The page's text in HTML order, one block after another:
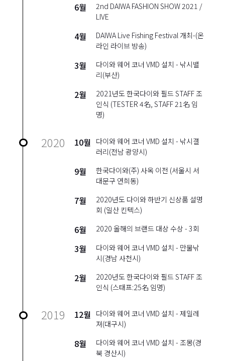
6월
2nd DAIWA FASHION SHOW 2021 /
LIVE
4월
DAIWA Live Fishing Festival 개최-(온
라인 라이브 방송)
3월
다이와 웨어 코너 VMD 설치 - 낚시밸
리(부산)
2월
2021년도 한국다이와 필드 STAFF 조
인식 (TESTER 4名, STAFF 21名 임
명)
2020 10월
다이와 웨어 코너 VMD 설치 - 낚시갤
러리(전남 광양시)
9월
한국다이와(주) 사옥 이전 (서울시 서
대문구 연희동)
7월
2020년도 다이와 하반기 신상품 설명
회 (일산 킨텍스)
6월 2020 올해의 브랜드 대상 수상 - 3회
3월
다이와 웨어 코너 VMD 설치 - 만물낚
시(경남 사천시)
2월
2020년도 한국다이와 필드 STAFF 조
인식 (스태프:25名 임명)
2019 12월
다이와 웨어 코너 VMD 설치 - 제일레
져(대구시)
8월
다이와 웨어 코너 VMD 설치 - 조몽(경
북 경산시)